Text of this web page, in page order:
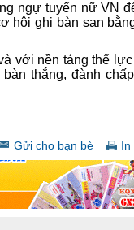
ngự tuyển nữ VN
hội ghi bàn san
với nền tảng thể
thắng, đành
Gửi cho bạn bè In